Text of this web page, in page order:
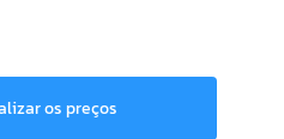
os preços